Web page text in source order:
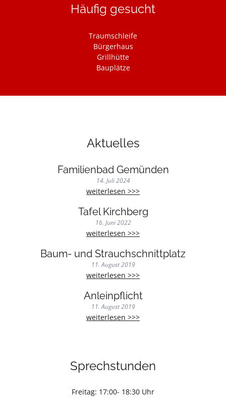
Häufig gesucht
Navigation
überspringen
Traumschleife
Bürgerhaus
Grillhütte
Bauplätze
Aktuelles
Familienbad Gemünden
14. Juli 2024
weiterlesen >>>Familienbad
Tafel Kirchberg
16. Juni 2022
weiterlesen >>>Tafel
Baum- und Strauchschnittplatz
11. August 2019
weiterlesen >>>Baum-
Strauchschnittplatz
Anleinpflicht
11. August 2019
weiterlesen >>>Anleinpflicht
Sprechstunden
Freitag: 17:00- 18:30 Uhr